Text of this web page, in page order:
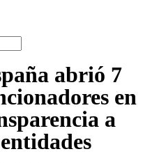
abrió 7
en
a